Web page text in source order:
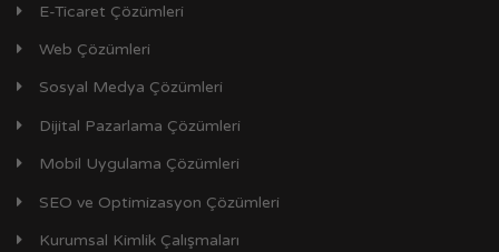
E-Ticaret Çözümleri
Web Çözümleri
Sosyal Medya Çözümleri
Dijital Pazarlama Çözümleri
Mobil Uygulama Çözümleri
SEO ve Optimizasyon Çözümleri
Kurumsal Kimlik Çalışmaları